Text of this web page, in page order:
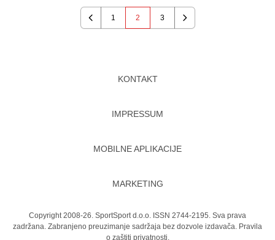
Previous
1 2 3
Next
KONTAKT
IMPRESSUM
MOBILNE APLIKACIJE
MARKETING
Copyright 2008-26. SportSport d.o.o. ISSN 2744-2195. Sva prava
zadržana. Zabranjeno preuzimanje sadržaja bez dozvole izdavača. Pravila
o zaštiti privatnosti.